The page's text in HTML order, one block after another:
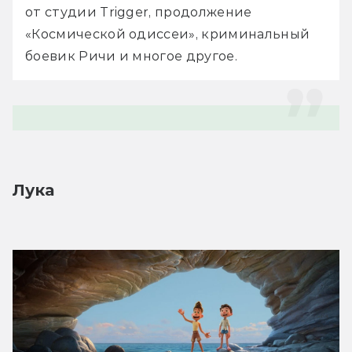
от студии Trigger, продолжение
«Космической одиссеи», криминальный
боевик Ричи и многое другое.
Лука